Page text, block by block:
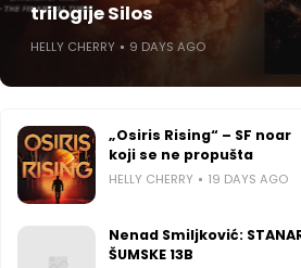
trilogije Silos
HELLY CHERRY 9 DAYS AGO
„Osiris Rising“ – SF noar
koji se ne propušta
HELLY CHERRY 19 DAYS AGO
Nenad Smiljković:
ŠUMSKE 13B